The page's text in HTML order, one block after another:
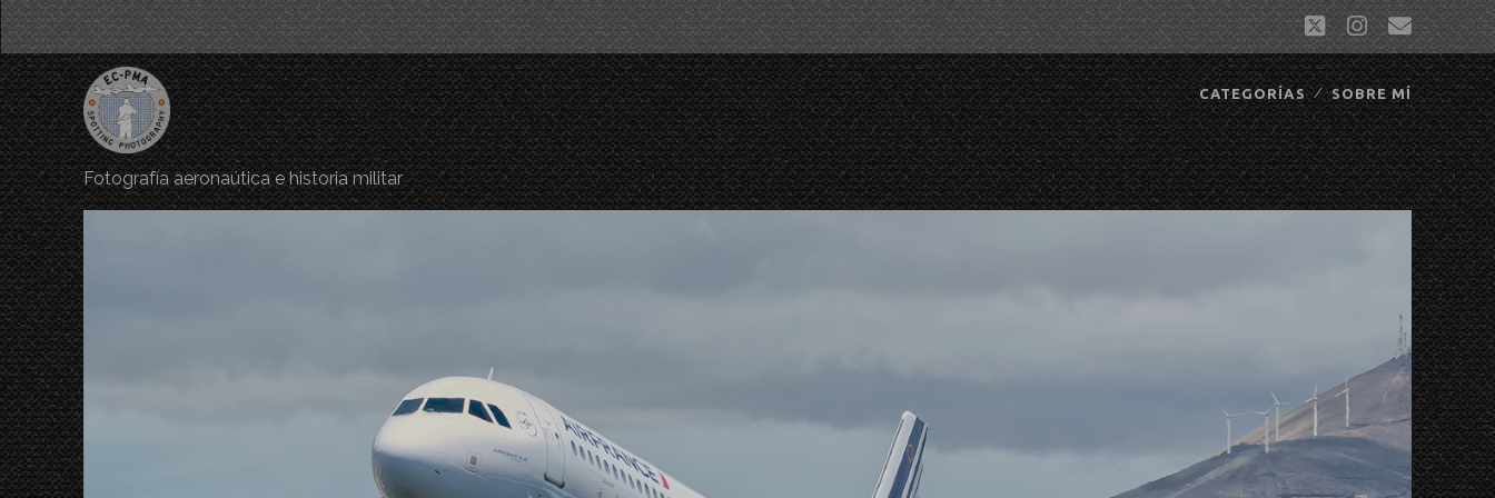
twitterinstagram
correo
Fotografía aeronaútica e historia militar
CATEGORÍAS SOBRE MÍ